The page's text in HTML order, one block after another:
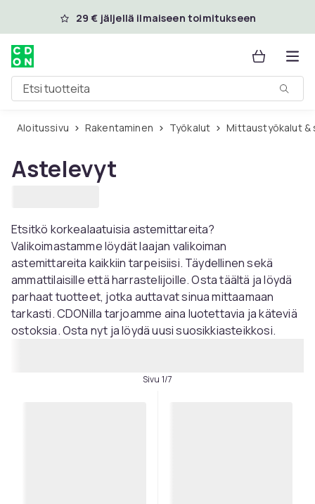
Ohita ja siirry pääsisältöön
29 € jäljellä ilmaiseen toimitukseen
Etsi tuotteita
Aloitussivu Rakentaminen Työkalut Mittaustyökalut
Astelevyt
Etsitkö korkealaatuisia astemittareita?
Valikoimastamme löydät laajan valikoiman
astemittareita kaikkiin tarpeisiisi. Täydellinen sekä
ammattilaisille että harrastelijoille. Osta täältä ja löydä
parhaat tuotteet, jotka auttavat sinua mittaamaan
tarkasti. CDONilla tarjoamme aina luotettavia ja käteviä
ostoksia. Osta nyt ja löydä uusi suosikkiasteikkosi.
Sivu 1/7